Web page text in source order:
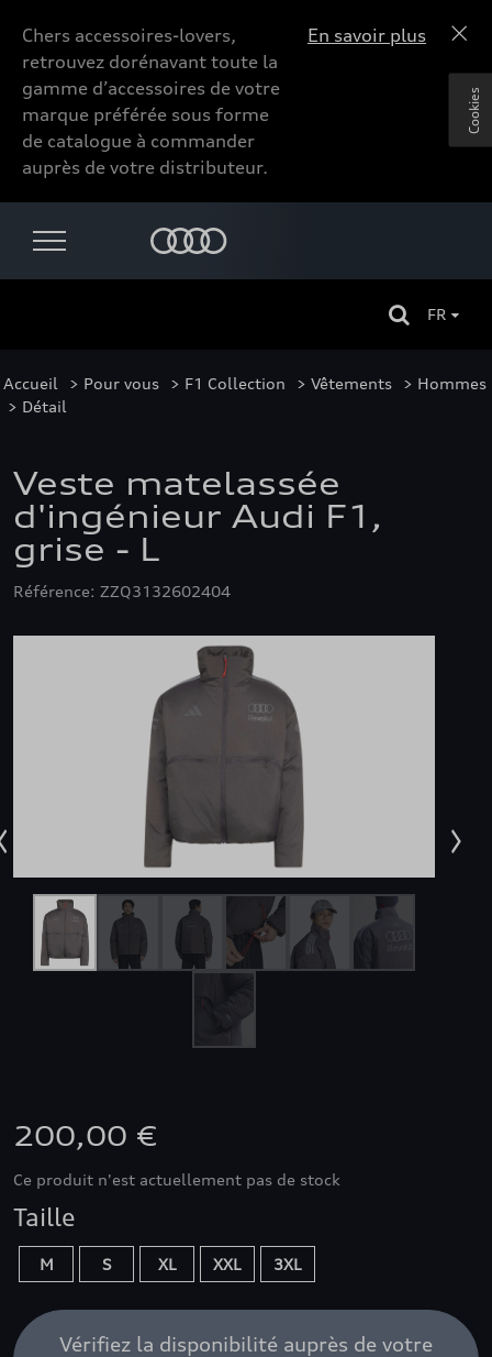
Chers accessoires-lovers,
retrouvez dorénavant toute la
gamme d’accessoires de votre
marque préférée sous forme
de catalogue à commander
auprès de votre distributeur.
En savoir plus
FR
Accueil > Pour vous > F1 Collection > Vêtements > Hommes
> Détail
Veste matelassée
d'ingénieur Audi F1,
grise - L
Référence: ZZQ3132602404
200,00 €
Ce produit n'est actuellement pas de stock
Taille
M S XL XXL 3XL
Vérifiez la disponibilité auprès de votre
Cookies